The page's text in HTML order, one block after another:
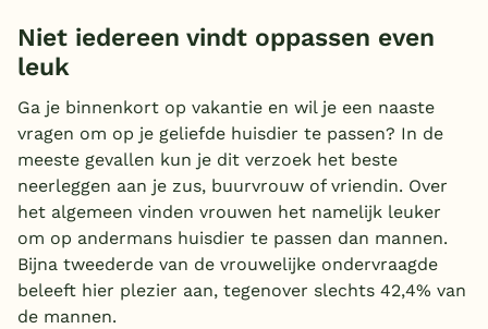
Niet iedereen vindt oppassen even
leuk
Ga je binnenkort op vakantie en wil je een naaste
vragen om op je geliefde huisdier te passen? In de
meeste gevallen kun je dit verzoek het beste
neerleggen aan je zus, buurvrouw of vriendin. Over
het algemeen vinden vrouwen het namelijk leuker
om op andermans huisdier te passen dan mannen.
Bijna tweederde van de vrouwelijke ondervraagde
beleeft hier plezier aan, tegenover slechts 42,4% van
de mannen.